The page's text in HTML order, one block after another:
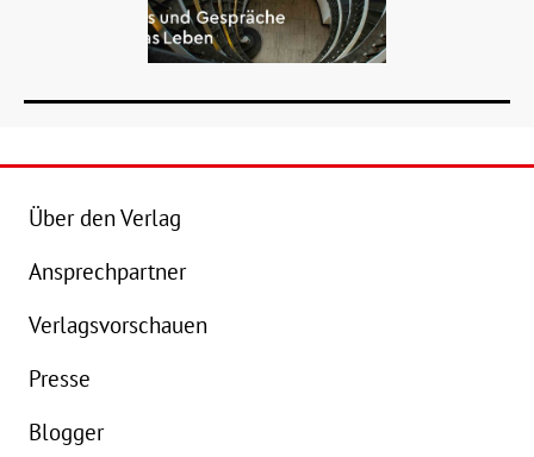
Über den Verlag
Ansprechpartner
Verlagsvorschauen
Presse
Blogger